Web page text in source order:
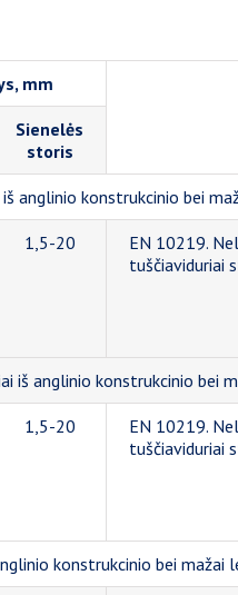
mm
Sienelės
storis
anglinio konstrukcinio bei
1,5-20
EN 10219.
tuščiaviduriai
iš anglinio konstrukcinio bei
1,5-20
EN 10219.
tuščiaviduriai
konstrukcinio bei mažai